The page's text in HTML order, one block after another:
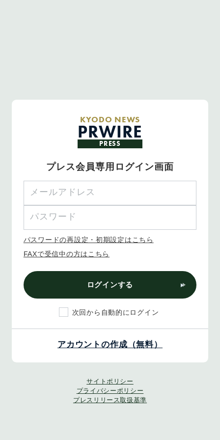
KYODO NEWS
PRWIRE
PRESS
プレス会員専用ログイン画面
パスワードの再設定・初期設定はこちら
FAXで受信中の方はこちら
ログインする
次回から自動的にログイン
アカウントの作成（無料）
サイトポリシー
プライバシーポリシー
プレスリリース取扱基準